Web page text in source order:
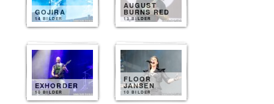
GOJIRA
14 BILDER
AUGUST
BURNS RED
13 BILDER
EXHORDER
10 BILDER
FLOOR
JANSEN
10 BILDER